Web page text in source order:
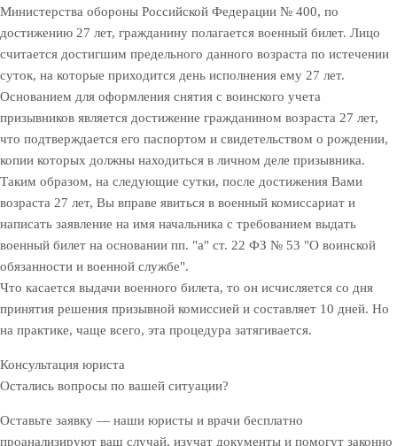
Министерства обороны Российской Федерации № 400, по
достижению 27 лет, гражданину полагается военный билет. Лицо
считается достигшим предельного данного возраста по истечении
суток, на которые приходится день исполнения ему 27 лет.
Основанием для оформления снятия с воинского учета
призывников является достижение гражданином возраста 27 лет,
что подтверждается его паспортом и свидетельством о рождении,
копии которых должны находиться в личном деле призывника.
Таким образом, на следующие сутки, после достижения Вами
возраста 27 лет, Вы вправе явиться в военный комиссариат и
написать заявление на имя начальника с требованием выдать
военный билет на основании пп. "а" ст. 22 ФЗ № 53 "О воинской
обязанности и военной службе".
Что касается выдачи военного билета, то он исчисляется со дня
принятия решения призывной комиссией и составляет 10 дней. Но
на практике, чаще всего, эта процедура затягивается.
Консультация юриста
Остались вопросы по вашей ситуации?
Оставьте заявку — наши юристы и врачи бесплатно
проанализируют ваш случай, изучат документы и помогут законно